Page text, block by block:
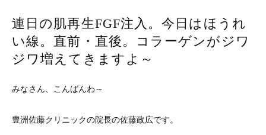
連日の肌再生FGF注入。今日はほうれ
い線。直前・直後。コラーゲンがジワ
ジワ増えてきますよ～
みなさん、こんばんわ～
豊洲佐藤クリニックの院長の佐藤政広です。